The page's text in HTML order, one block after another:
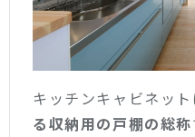
キッチンキャビネット
る収納用の戸棚の総称